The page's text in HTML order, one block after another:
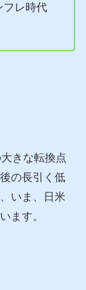
フレ時代
きな転換点
の長引く低
いま、日米
ます。